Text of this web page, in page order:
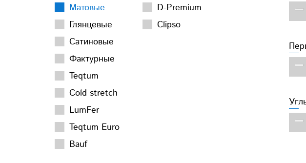
Матовые
Глянцевые
Сатиновые
Фактурные
Teqtum
Cold stretch
LumFer
Teqtum Euro
Bauf
D-Premium
Clipso
−
−
−